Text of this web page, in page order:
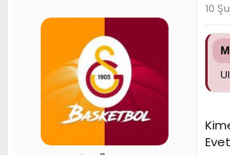
k
i
l
e
r
10